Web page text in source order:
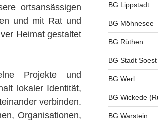
ortsansässigen
und mit Rat und
Heimat gestaltet
Projekte und
lokaler Identität,
verbinden.
Organisationen,
BG Lippstadt
BG Möhnesee
BG Rüthen
BG Stadt Soest
BG Werl
BG Wickede
BG Warstein